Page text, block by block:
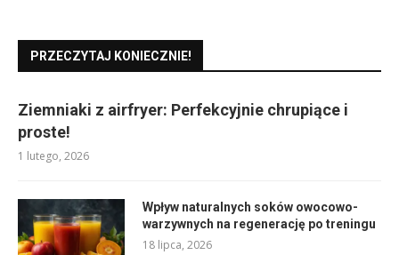
PRZECZYTAJ KONIECZNIE!
Ziemniaki z airfryer: Perfekcyjnie chrupiące i
proste!
1 lutego, 2026
Wpływ naturalnych soków owocowo-
warzywnych na regenerację po treningu
18 lipca, 2026